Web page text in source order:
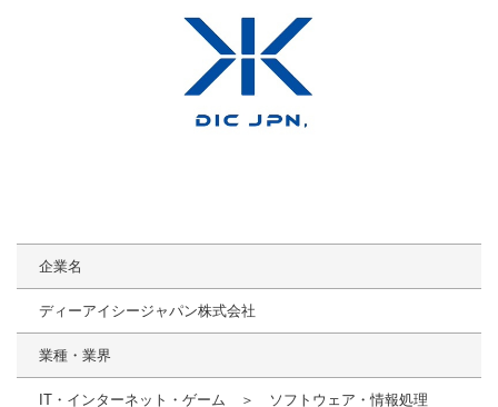
企業名
ディーアイシージャパン株式会社
業種・業界
IT・インターネット・ゲーム ＞ ソフトウェア・情報処理